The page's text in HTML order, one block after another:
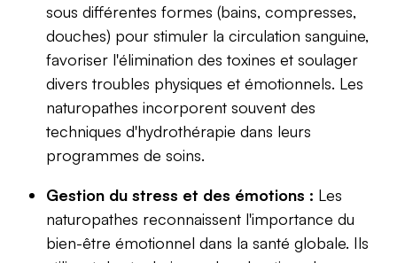
sous différentes formes (bains, compresses,
douches) pour stimuler la circulation sanguine,
favoriser l'élimination des toxines et soulager
divers troubles physiques et émotionnels. Les
naturopathes incorporent souvent des
techniques d'hydrothérapie dans leurs
programmes de soins.
Gestion du stress et des émotions : Les
naturopathes reconnaissent l'importance du
bien-être émotionnel dans la santé globale. Ils